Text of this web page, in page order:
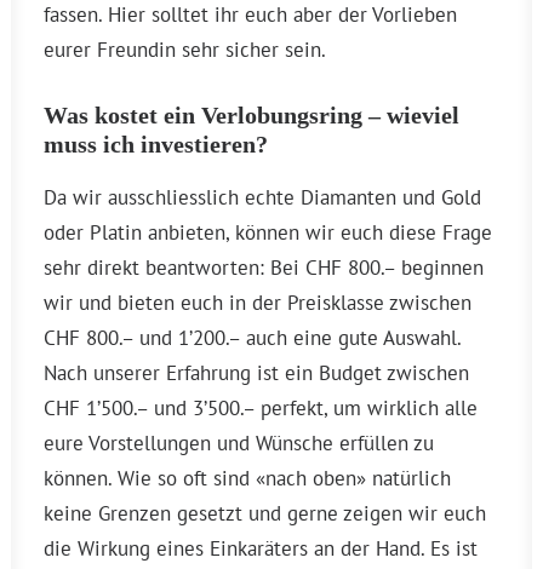
fassen. Hier solltet ihr euch aber der Vorlieben
eurer Freundin sehr sicher sein.
Was kostet ein Verlobungsring – wieviel
muss ich investieren?
Da wir ausschliesslich echte Diamanten und Gold
oder Platin anbieten, können wir euch diese Frage
sehr direkt beantworten: Bei CHF 800.– beginnen
wir und bieten euch in der Preisklasse zwischen
CHF 800.– und 1’200.– auch eine gute Auswahl.
Nach unserer Erfahrung ist ein Budget zwischen
CHF 1’500.– und 3’500.– perfekt, um wirklich alle
eure Vorstellungen und Wünsche erfüllen zu
können. Wie so oft sind «nach oben» natürlich
keine Grenzen gesetzt und gerne zeigen wir euch
die Wirkung eines Einkaräters an der Hand. Es ist